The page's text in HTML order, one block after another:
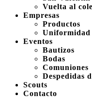
Vuelta al cole
Empresas
Productos
Uniformidad
Eventos
Bautizos
Bodas
Comuniones
Despedidas
Scouts
Contacto